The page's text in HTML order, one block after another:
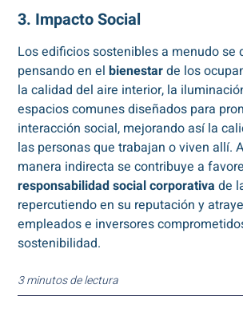
3. Impacto Social
Los edificios sostenibles a menudo se
pensando en elbienestarde los
la calidad del aire interior, la
espacios comunes diseñados para
interacción social, mejorando así la
las personas que trabajan o viven allí.
manera indirecta se contribuye a
responsabilidad social corporativa de
repercutiendo en su reputación y
empleados e inversores
sostenibilidad.
3 minutos de lectura